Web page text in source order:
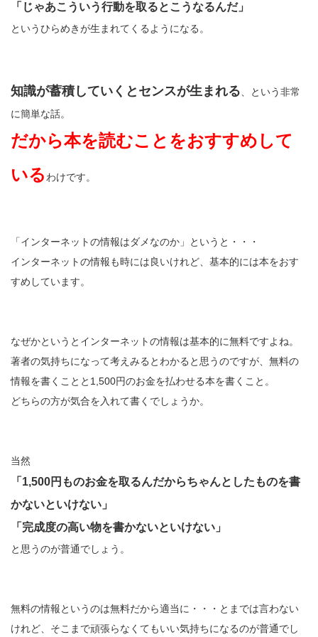
「じゃあこういう行動を取るとこうなるんだ」
というひらめきが生まれてくるようになる。
知識が蓄積していくとセンスが生まれる 、という非常
に簡単な話。
だから本を読むことをおすすめして
いる わけです。
「インターネットの情報はダメなのか」というと・・・
インターネットの情報も時には良いけれど、基本的には本をおす
すめしています。
なぜかというとインターネットの情報は基本的に無料ですよね。
著者の気持ちになって考えみるとわかると思うのですが、無料の
情報を書くことと1,500円のお金を払わせる本を書くこと。
どちらの方が気合を入れて書くでしょうか。
当然
「1,500円ものお金を取るんだからちゃんとしたものを書
かないといけない」
「完成度の高い物を書かないといけない」
と思うのが普通でしょう。
無料の情報というのは無料だから適当に・・・とまでは言わない
けれど、そこまで頑張らなくてもいい気持ちになるのが普通でし